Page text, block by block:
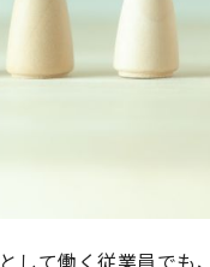
して働く従業員でも